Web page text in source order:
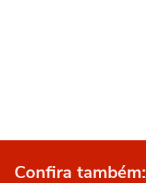
Confira também: